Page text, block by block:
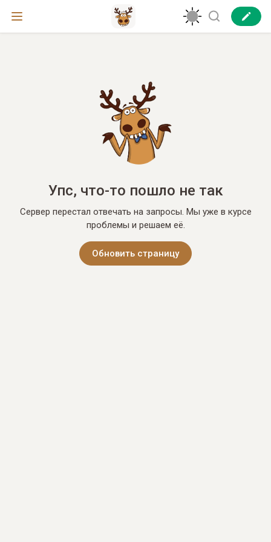
Упс, что-то пошло не так
Сервер перестал отвечать на запросы. Мы уже в курсе
проблемы и решаем её.
Обновить страницу